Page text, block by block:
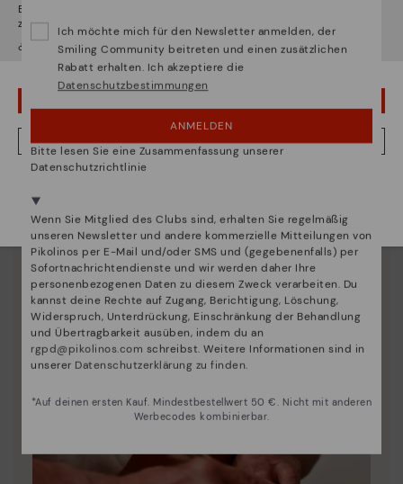
Schuhpflege
Entdecken sie mehr
Es scheint, dass Sie sich in
zugreifen werden.
¿Möchten Sie auf die Website vonUsagehen?
Ich möchte mich für den Newsletter anmelden, der
Smiling Community beitreten und einen zusätzlichen
Rabatt erhalten. Ich akzeptiere die
Datenschutzbestimmungen
ANMELDEN
Bitte lesen Sie eine Zusammenfassung unserer
Datenschutzrichtlinie
Wenn Sie Mitglied des Clubs sind, erhalten Sie regelmäßig
unseren Newsletter und andere kommerzielle Mitteilungen von
Pikolinos per E-Mail und/oder SMS und (gegebenenfalls) per
Sofortnachrichtendienste und wir werden daher Ihre
personenbezogenen Daten zu diesem Zweck verarbeiten. Du
kannst deine Rechte auf Zugang, Berichtigung, Löschung,
Widerspruch, Unterdrückung, Einschränkung der Behandlung
und Übertragbarkeit ausüben, indem du an
rgpd@pikolinos.com schreibst. Weitere Informationen sind in
unserer Datenschutzerklärung zu finden.
*Auf deinen ersten Kauf. Mindestbestellwert 50 €. Nicht mit anderen
Werbecodes kombinierbar.